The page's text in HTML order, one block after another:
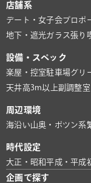
店舗系
デート・女子会プロポ
地下・遮光ガラス張り
設備・スペック
楽屋・控室駐車場グリ
天井高3m以上副調整
周辺環境
海沿い山奥・ポツン系
時代設定
大正・昭和平成・平成
企画で探す